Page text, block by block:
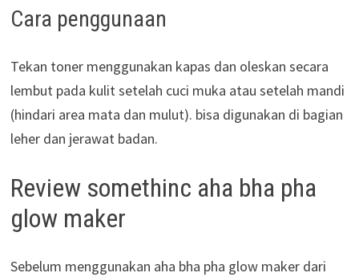
Cara penggunaan
Tekan toner menggunakan kapas dan oleskan secara
lembut pada kulit setelah cuci muka atau setelah mandi
(hindari area mata dan mulut). bisa digunakan di bagian
leher dan jerawat badan.
Review somethinc aha bha pha
glow maker
Sebelum menggunakan aha bha pha glow maker dari